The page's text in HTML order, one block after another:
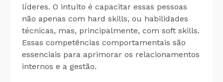
líderes. O intuito é capacitar essas pessoas
não apenas com hard skills, ou habilidades
técnicas, mas, principalmente, com soft skills.
Essas competências comportamentais são
essenciais para aprimorar os relacionamentos
internos e a gestão.